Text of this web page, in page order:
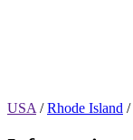
USA /Rhode Island /